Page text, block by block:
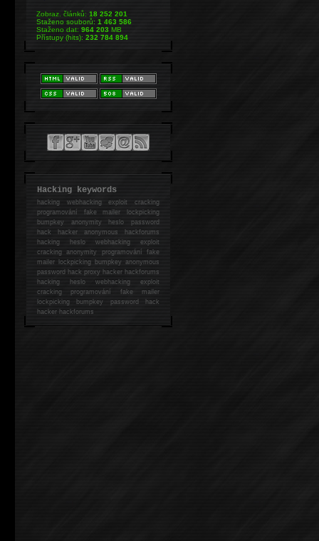
Zobraz. článků:18 252 201
Staženo souborů:1 463 586
Staženo dat:964 203MB
Přístupy (hits):232 784 894
Hacking keywords
hackingwebhacking exploit cracking
programování fake mailer lockpicking
bumpkey anonymity heslo password
hackhacker anonymous hackforums
hackingheslo webhacking exploit
cracking anonymity programování fake
mailer lockpicking bumpkey anonymous
password hack proxy hacker hackforums
hacking heslo webhacking exploit
cracking programování fake mailer
lockpicking bumpkey password hack
hackerhackforums